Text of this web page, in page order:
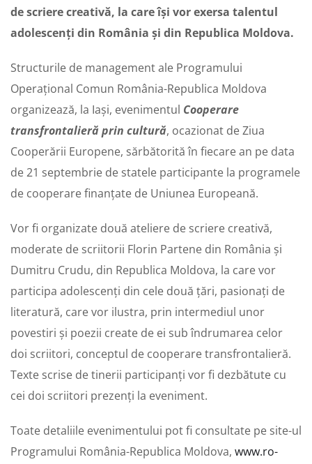
de scriere creativă, la care își vor exersa talentul
adolescenți din România și din Republica Moldova.
Structurile de management ale Programului
Operațional Comun România-Republica Moldova
organizează, la Iași, evenimentul Cooperare
transfrontalieră prin cultură, ocazionat de Ziua
Cooperării Europene, sărbătorită în fiecare an pe data
de 21 septembrie de statele participante la programele
de cooperare finanțate de Uniunea Europeană.
Vor fi organizate două ateliere de scriere creativă,
moderate de scriitorii Florin Partene din România și
Dumitru Crudu, din Republica Moldova, la care vor
participa adolescenți din cele două țări, pasionați de
literatură, care vor ilustra, prin intermediul unor
povestiri și poezii create de ei sub îndrumarea celor
doi scriitori, conceptul de cooperare transfrontalieră.
Texte scrise de tinerii participanți vor fi dezbătute cu
cei doi scriitori prezenți la eveniment.
Toate detaliile evenimentului pot fi consultate pe site-ul
Programului România-Republica Moldova, www.ro-